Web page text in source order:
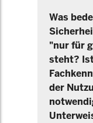
Was
"nur für
steht?
der